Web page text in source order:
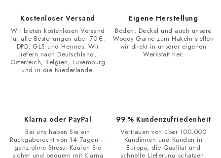
Kostenloser Versand
Wir bieten kostenlosen Versand
für alle Bestellungen über 70 €.
DPD, GLS und Hermes. Wir
liefern nach Deutschland,
Österreich, Belgien, Luxemburg
und in die Niederlande.
Eigene Herstellung
Böden, Deckel und auch unsere
Woody-Garne zum Häkeln stellen
wir direkt in unserer eigenen
Werkstatt her.
Klarna oder PayPal
Bei uns haben Sie ein
Rückgaberecht von 14 Tagen –
ganz ohne Stress. Kaufen Sie
sicher und bequem mit Klarna
99 % Kundenzufriedenheit
Vertrauen von über 100.000
Kundinnen und Kunden in
Europa, die Qualität und
schnelle Lieferung schätzen.